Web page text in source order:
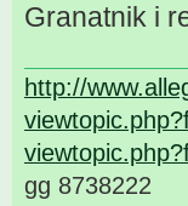
Granatnik i
http://
gg 8738222